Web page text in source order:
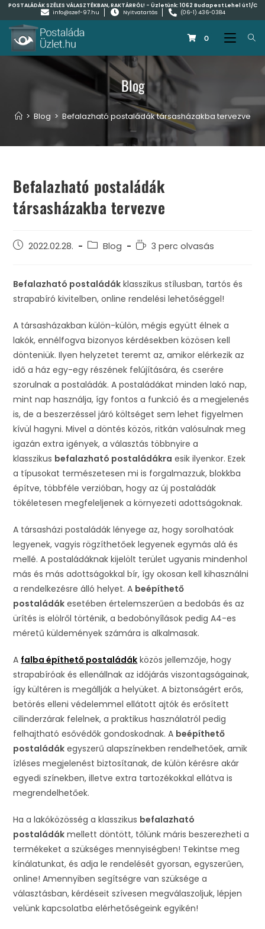
POSTALÁDÁK SZÉLES VÁLASZTÉKBAN, RAKTÁRRÓL! - Üzletünk: 1062 Budapest Lehel út 1/C
info@szef-97.hu
Nyitvatartás (06-1) 436-0384
0
Blog
> Blog > Befalazható postaládák társasházakba tervezve
Befalazható postaládák
társasházakba tervezve
2022.02.28. Blog 3 perc olvasás
Befalazható postaládák klasszikus stílusban, tartós és
strapabíró kivitelben, online rendelési lehetőséggel!
A társasházakban külön-külön, mégis együtt élnek a
lakók, ennélfogva bizonyos kérdésekben közösen kell
dönteniük. Ilyen helyzetet teremt az, amikor elérkezik az
idő a ház egy-egy részének felújítására, és cserére
szorulnak a postaládák. A postaládákat minden lakó nap,
mint nap használja, így fontos a funkció és a megjelenés
is, de a beszerzéssel járó költséget sem lehet figyelmen
kívül hagyni. Mivel a döntés közös, ritkán valósulnak meg
igazán extra igények, a választás többnyire a
klasszikus befalazható postaládákra esik ilyenkor. Ezek
a típusokat természetesen mi is forgalmazzuk, blokkba
építve, többféle verzióban, hogy az új postaládák
tökéletesen megfeleljenek a környezeti adottságoknak.
A társasházi postaládák lényege az, hogy sorolhatóak
legyenek, vagyis rögzíthetőek legyenek egymás alá és
mellé. A postaládáknak kijelölt terület ugyanis mindenhol
más és más adottságokkal bír, így okosan kell kihasználni
a rendelkezésre álló helyet. A beépíthető
postaládák esetében értelemszerűen a bedobás és az
ürítés is elölről történik, a bedobónyílások pedig A4-es
méretű küldemények számára is alkalmasak.
A falba építhető postaládák közös jellemzője, hogy
strapabíróak és ellenállnak az időjárás viszontagságainak,
így kültéren is megállják a helyüket. A biztonságért erős,
betörés elleni védelemmel ellátott ajtók és erősített
cilinderzárak felelnek, a praktikus használatról pedig
felhajtható esővédők gondoskodnak. A beépíthető
postaládák egyszerű alapszínekben rendelhetőek, amik
ízléses megjelenést biztosítanak, de külön kérésre akár
egyedi színekben, illetve extra tartozékokkal ellátva is
megrendelhetőek.
Ha a lakóközösség a klasszikus befalazható
postaládák mellett döntött, tőlünk máris beszerezheti a
termékeket a szükséges mennyiségben! Tekintse meg
kínálatunkat, és adja le rendelését gyorsan, egyszerűen,
online! Amennyiben segítségre van szüksége a
választásban, kérdéseit szívesen megválaszoljuk, lépjen
velünk kapcsolatba elérhetőségeink egyikén!